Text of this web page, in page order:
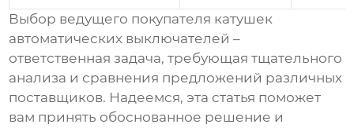
Выбор ведущего покупателя катушек
автоматических выключателей –
ответственная задача, требующая тщательного
анализа и сравнения предложений различных
поставщиков. Надеемся, эта статья поможет
вам принять обоснованное решение и